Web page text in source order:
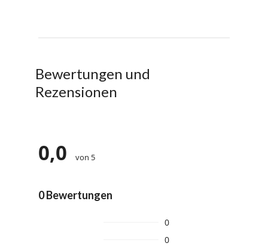
Bewertungen und
Rezensionen
0,0 von 5
0 Bewertungen
0
0